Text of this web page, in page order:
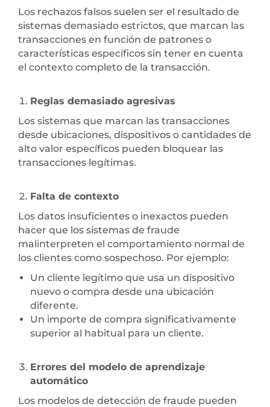
Los rechazos falsos suelen ser el resultado de
sistemas demasiado estrictos, que marcan las
transacciones en función de patrones o
características específicos sin tener en cuenta
el contexto completo de la transacción.
Reglas demasiado agresivas
Los sistemas que marcan las transacciones
desde ubicaciones, dispositivos o cantidades de
alto valor específicos pueden bloquear las
transacciones legítimas.
Falta de contexto
Los datos insuficientes o inexactos pueden
hacer que los sistemas de fraude
malinterpreten el comportamiento normal de
los clientes como sospechoso. Por ejemplo:
Un cliente legítimo que usa un dispositivo
nuevo o compra desde una ubicación
diferente.
Un importe de compra significativamente
superior al habitual para un cliente.
Errores del modelo de aprendizaje
automático
Los modelos de detección de fraude pueden